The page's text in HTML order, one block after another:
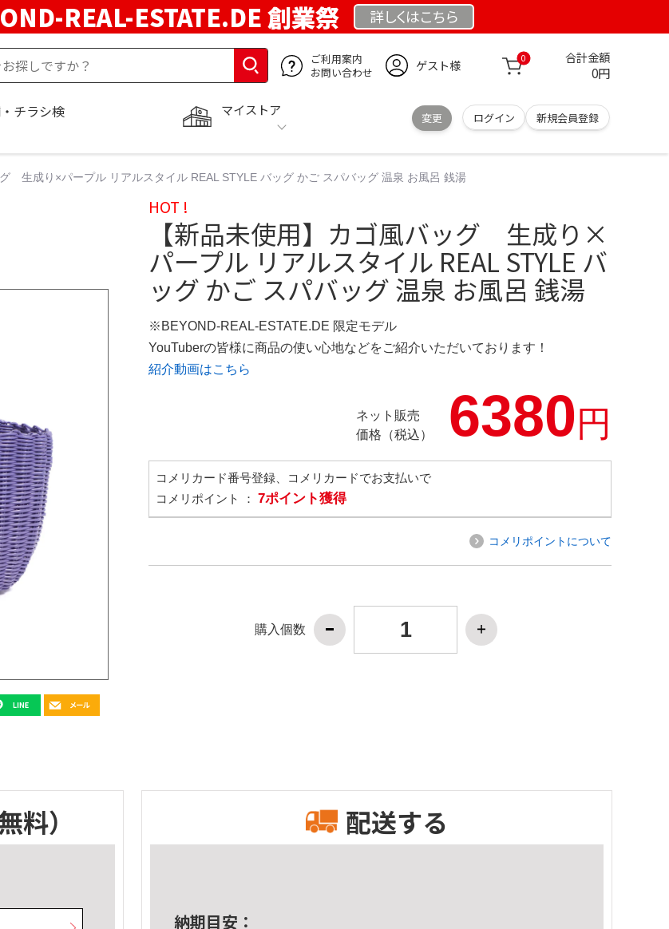
REAL-ESTATE.DE 創業祭 詳しくはこちら
ご利用案内
お問い合わせ
ゲスト様 0 合計金額
0円
マイストア
変更 ログイン 新規会員登録
チラシ検
グ 生成り×パープル リアルスタイル REAL STYLE バッグ かご スパバッグ 温泉 お風呂 銭湯
HOT !
【新品未使用】カゴ風バッグ 生成り×
パープル リアルスタイル REAL STYLE バ
ッグ かご スパバッグ 温泉 お風呂 銭湯
※BEYOND-REAL-ESTATE.DE 限定モデル
YouTuberの皆様に商品の使い心地などをご紹介いただいております！
紹介動画はこちら
ネット販売
価格（税込）
6380円
コメリカード番号登録、コメリカードでお支払いで
コメリポイント ： 7ポイント獲得
コメリポイントについて
購入個数
料） 配送する
納期目安：